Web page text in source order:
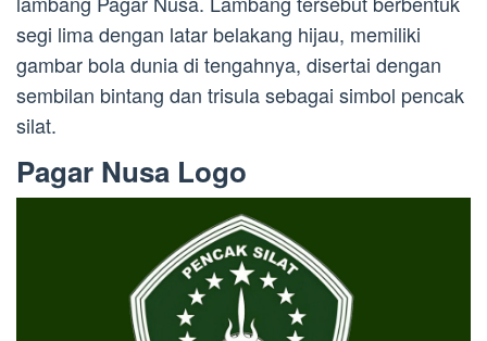
segi lima dengan latar belakang hijau, memiliki
gambar bola dunia di tengahnya, disertai dengan
sembilan bintang dan trisula sebagai simbol pencak
silat.
Pagar Nusa Logo